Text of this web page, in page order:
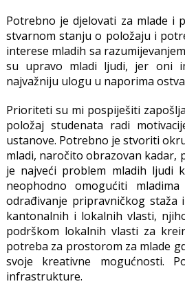
Potrebno je djelovati za mlade i
stvarnom stanju o položaju i
interese mladih sa
su upravo mladi ljudi, jer oni
najvažniju ulogu u naporima
Prioriteti su mi pospiješiti
položaj studenata radi
ustanove. Potrebno je stvoriti
mladi, naročito obrazovan kadar,
je najveći problem mladih ljudi
neophodno omogućiti
odrađivanje pripravničkog
kantonalnih i lokalnih vlasti,
podrškom lokalnih vlasti za
potreba za prostorom za mlade
svoje kreativne mogućnosti.
infrastrukture.